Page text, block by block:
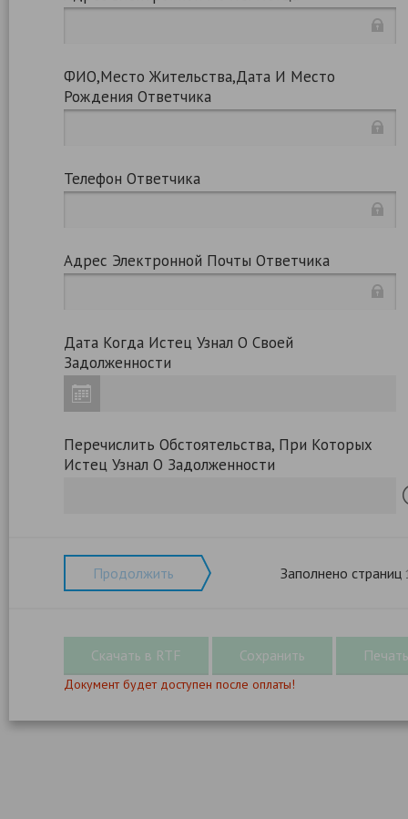
ФИО,место Жительства,дата И Место
Рождения Ответчика
Телефон Ответчика
Адрес Электронной Почты Ответчика
Дата Когда Истец Узнал О Своей
Задолженности
Перечислить Обстоятельства, При Которых
Истец Узнал О Задолженности
Продолжить Заполнено страниц
Документ будет доступен после оплаты!